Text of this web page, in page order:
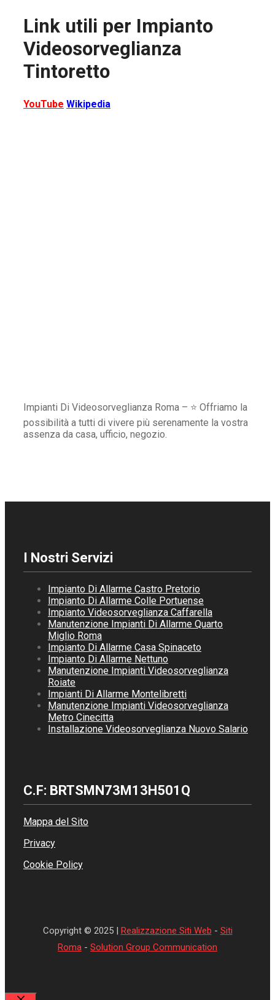
Link utili per Impianto
Videosorveglianza
Tintoretto
YouTube Wikipedia
Impianti Di Videosorveglianza Roma – ⭐ Offriamo la
possibilità a tutti di vivere più serenamente la vostra
assenza da casa, ufficio, negozio.
I Nostri Servizi
Impianto Di Allarme Castro Pretorio
Impianto Di Allarme Colle Portuense
Impianto Videosorveglianza Caffarella
Manutenzione Impianti Di Allarme Quarto
Miglio Roma
Impianto Di Allarme Casa Spinaceto
Impianto Di Allarme Nettuno
Manutenzione Impianti Videosorveglianza
Roiate
Impianti Di Allarme Montelibretti
Manutenzione Impianti Videosorveglianza
Metro Cinecitta
Installazione Videosorveglianza Nuovo Salario
C.F: BRTSMN73M13H501Q
Mappa del Sito
Privacy
Cookie Policy
Copyright © 2025 | Realizzazione Siti Web - Siti
Roma - Solution Group Communication